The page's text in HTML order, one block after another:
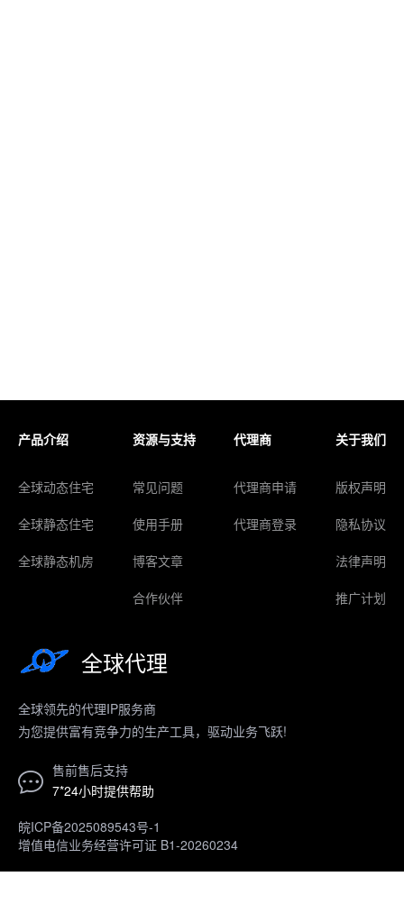
产品介绍
全球动态住宅
全球静态住宅
全球静态机房
资源与支持
常见问题
使用手册
博客文章
合作伙伴
代理商
代理商申请
代理商登录
关于我们
版权声明
隐私协议
法律声明
推广计划
全球代理
全球领先的代理IP服务商
为您提供富有竞争力的生产工具，驱动业务飞跃!
售前售后支持
7*24小时提供帮助
皖ICP备2025089543号-1
增值电信业务经营许可证 B1-20260234